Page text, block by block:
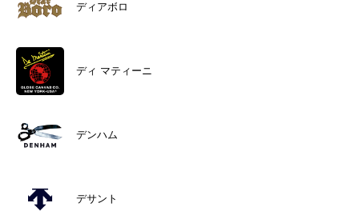
ディアボロ
ディ マティーニ
デンハム
デサント